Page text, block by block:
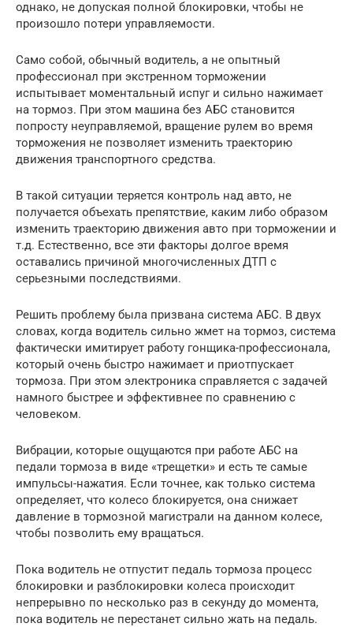
однако, не допуская полной блокировки, чтобы не
произошло потери управляемости.
Само собой, обычный водитель, а не опытный
профессионал при экстренном торможении
испытывает моментальный испуг и сильно нажимает
на тормоз. При этом машина без АБС становится
попросту неуправляемой, вращение рулем во время
торможения не позволяет изменить траекторию
движения транспортного средства.
В такой ситуации теряется контроль над авто, не
получается объехать препятствие, каким либо образом
изменить траекторию движения авто при торможении и
т.д. Естественно, все эти факторы долгое время
оставались причиной многочисленных ДТП с
серьезными последствиями.
Решить проблему была призвана система АБС. В двух
словах, когда водитель сильно жмет на тормоз, система
фактически имитирует работу гонщика-профессионала,
который очень быстро нажимает и приотпускает
тормоза. При этом электроника справляется с задачей
намного быстрее и эффективнее по сравнению с
человеком.
Вибрации, которые ощущаются при работе АБС на
педали тормоза в виде «трещетки» и есть те самые
импульсы-нажатия. Если точнее, как только система
определяет, что колесо блокируется, она снижает
давление в тормозной магистрали на данном колесе,
чтобы позволить ему вращаться.
Пока водитель не отпустит педаль тормоза процесс
блокировки и разблокировки колеса происходит
непрерывно по несколько раз в секунду до момента,
пока водитель не перестанет сильно жать на педаль.